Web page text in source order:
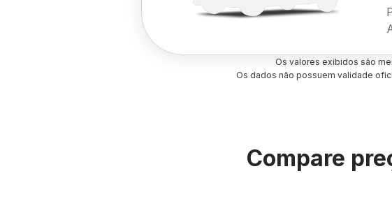
Os valores exibidos são
Os dados não possuem validade
Compare